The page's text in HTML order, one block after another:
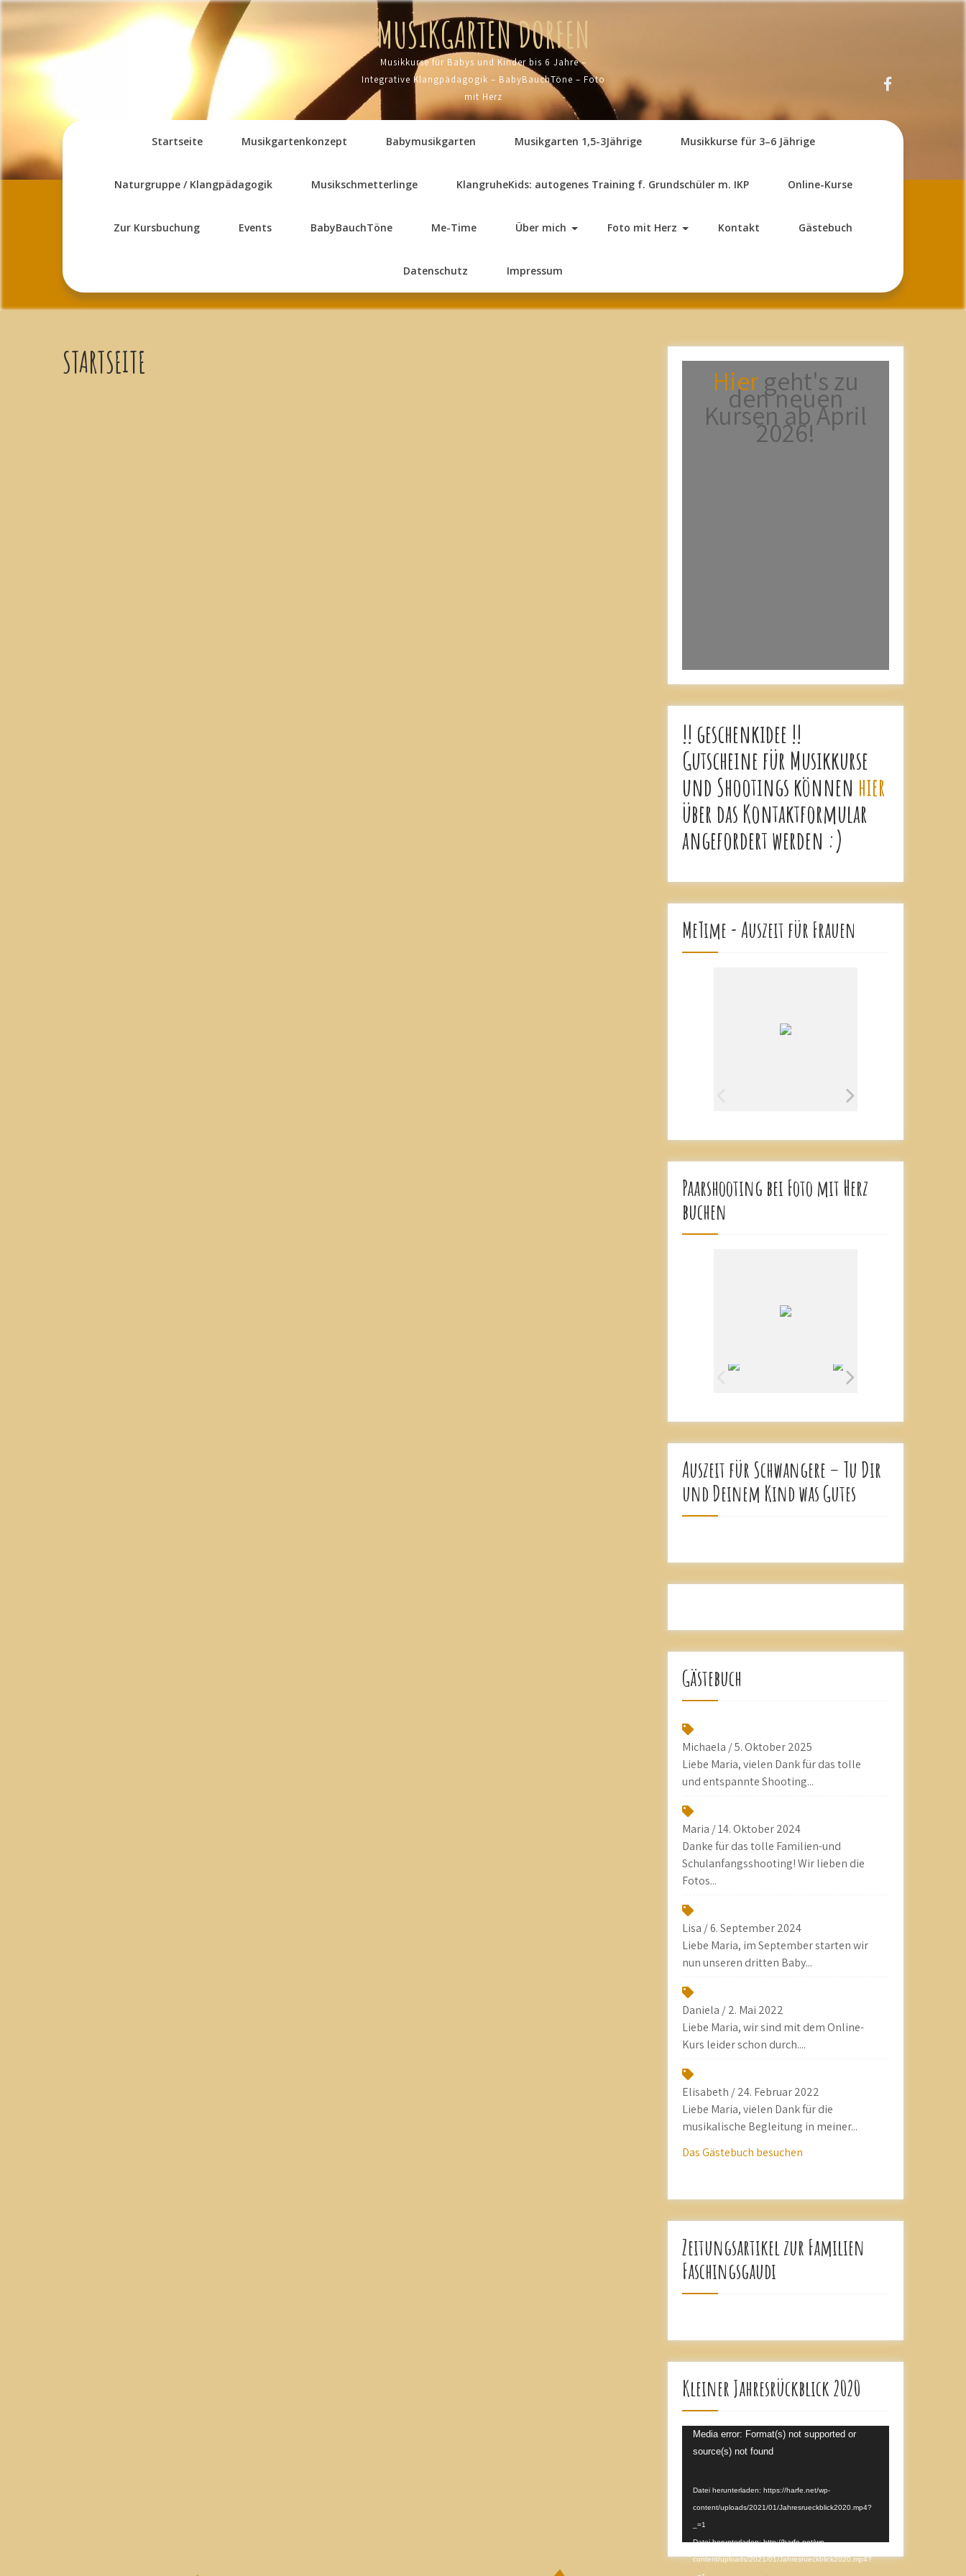
MUSIKGARTEN DORFEN
Musikkurse für Babys und Kinder bis 6 Jahre –
Integrative Klangpädagogik – BabyBauchTöne – Foto
mit Herz
Startseite Musikgartenkonzept Babymusikgarten Musikgarten 1,5-3Jährige Musikkurse für 3–6 Jährige
Naturgruppe / Klangpädagogik Musikschmetterlinge KlangruheKids: autogenes Training f. Grundschüler m. IKP Online-Kurse
Zur Kursbuchung Events BabyBauchTöne Me-Time Über mich Foto mit Herz Kontakt Gästebuch
Datenschutz Impressum
STARTSEITE
Hiergeht's zu
den neuen
Kursen ab April
2026!
!! geschenkidee !!
Gutscheine für Musikkurse
und Shootings können hier
über das Kontaktformular
angefordert werden :)
MeTime - Auszeit für Frauen
Paarshooting bei Foto mit Herz
buchen
Auszeit für Schwangere – Tu Dir
und Deinem Kind was Gutes
Gästebuch
Michaela /5. Oktober 2025
Liebe Maria, vielen Dank für das tolle
und entspannte Shooting...
Maria /14. Oktober 2024
Danke für das tolle Familien-und
Schulanfangsshooting! Wir lieben die
Fotos...
Lisa /6. September 2024
Liebe Maria, im September starten wir
nun unseren dritten Baby...
Daniela /2. Mai 2022
Liebe Maria, wir sind mit dem Online-
Kurs leider schon durch....
Elisabeth /24. Februar 2022
Liebe Maria, vielen Dank für die
musikalische Begleitung in meiner...
Das Gästebuch besuchen
Zeitungsartikel zur Familien
Faschingsgaudi
Kleiner Jahresrückblick 2020
Video-
Player
Media error: Format(s) not supported or
source(s) not found
Datei herunterladen: https://harfe.net/wp-
content/uploads/2021/01/Jahresrueckblick2020.mp4?
_=1
Datei herunterladen: http://harfe.net/wp-
content/uploads/2021/01/Jahresrueckblick2020.mp4?